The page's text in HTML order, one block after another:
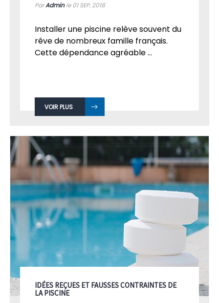
ParAdminle 01SEP, 2018
Installer une piscine relève souvent du
rêve de nombreux famille français.
Cette dépendance agréable ...
VOIR PLUS
IDÉES REÇUES ET FAUSSES CONTRAINTES DE
LA PISCINE